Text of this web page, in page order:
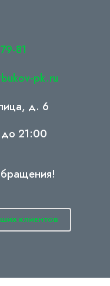
81
pk.ru
д. 6
21:00
КЛИЕНТОВ